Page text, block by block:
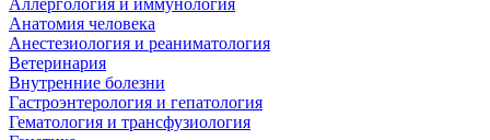
Аллергология и иммунология
Анатомия человека
Анестезиология и реаниматология
Ветеринария
Внутренние болезни
Гастроэнтерология и гепатология
Гематология и трансфузиология